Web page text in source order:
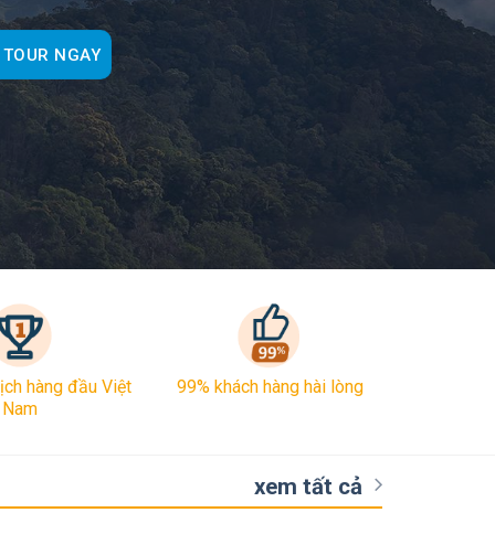
NGAY
hàng đầu Việt
Nam
99% khách hàng hài lòng
xem tất cả